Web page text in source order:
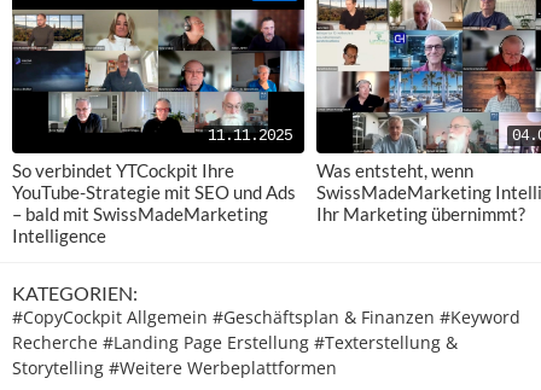
11.11.2025
So verbindet YTCockpit Ihre
YouTube-Strategie mit SEO und Ads
– bald mit SwissMadeMarketing
Intelligence
Was entsteht, wenn
SwissMadeMarketing
Ihr Marketing übernimmt?
KATEGORIEN:
#CopyCockpit Allgemein #Geschäftsplan & Finanzen #Keyword
Recherche #Landing Page Erstellung #Texterstellung &
Storytelling #Weitere Werbeplattformen